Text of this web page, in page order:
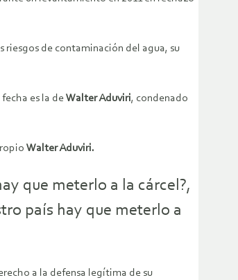
riesgos de contaminación del agua, su
es la deWalter Aduviri, condenado
Walter Aduviri.
que meterlo a la cárcel?,
país hay que meterlo a
a la defensa legítima de su